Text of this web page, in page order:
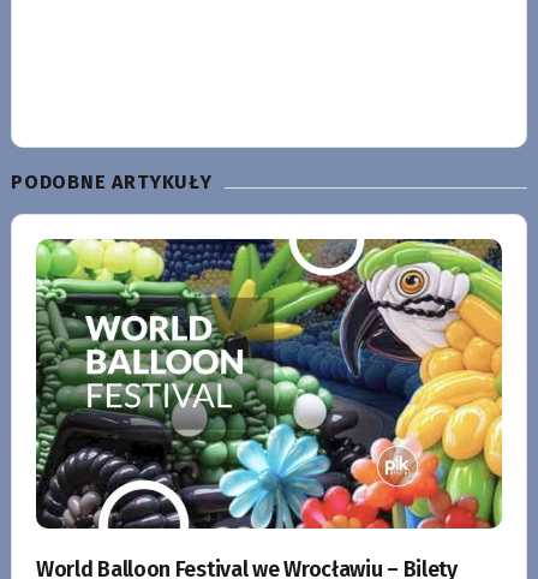
PODOBNE ARTYKUŁY
World Balloon Festival we Wrocławiu – Bilety